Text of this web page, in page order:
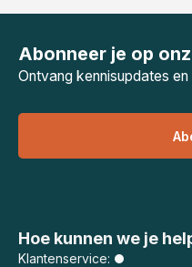
Abonneer je op
Ontvang kennisupdates
Hoe kunnen we je
Klantenservice: